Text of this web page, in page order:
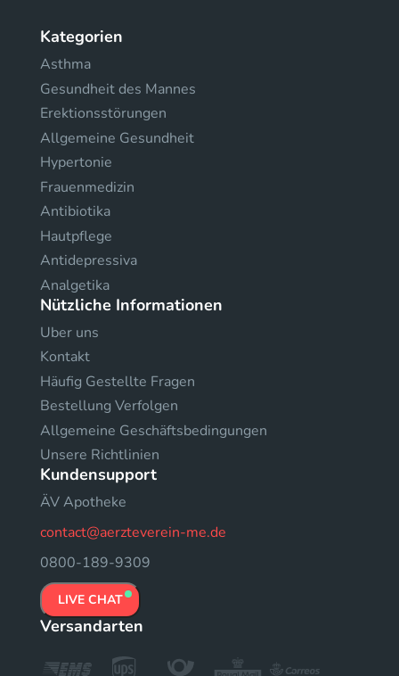
Kategorien
Asthma
Gesundheit des Mannes
Erektionsstörungen
Allgemeine Gesundheit
Hypertonie
Frauenmedizin
Antibiotika
Hautpflege
Antidepressiva
Analgetika
Nützliche Informationen
Uber uns
Kontakt
Häufig Gestellte Fragen
Bestellung Verfolgen
Allgemeine Geschäftsbedingungen
Unsere Richtlinien
Kundensupport
ÄV Apotheke
contact@aerzteverein-me.de
0800-189-9309
LIVE CHAT
Versandarten